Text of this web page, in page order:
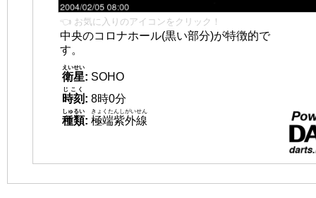
👈 お気に入りのアイコンをクリック！
中央のコロナホール(黒い部分)が特徴的で
す。
衛星
えいせい
: SOHO
時刻
じこく
: 8時0分
種類
しゅるい
: 極端紫外線
きょくたんしがいせん